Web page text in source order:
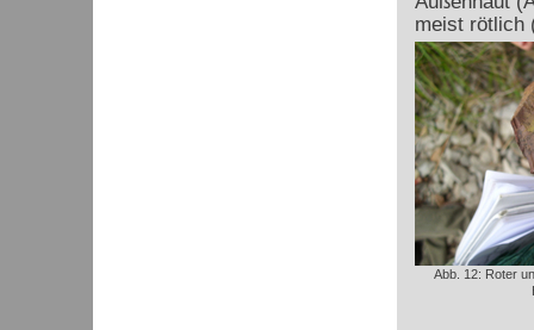
meist rötlich
Abb. 12: Roter